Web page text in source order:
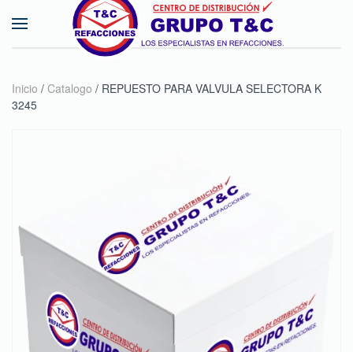
Skip to main content
Inicio / Catalogo / REPUESTO PARA VALVULA SELECTORA K
3245